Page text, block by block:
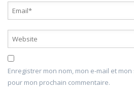
Enregistrer mon nom, mon e-mail et
pour mon prochain commentaire.